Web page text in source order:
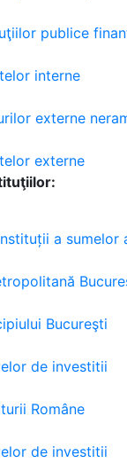
publice
interne
externe
externe
a
Bucureşti
de investitii
Române
de investitii